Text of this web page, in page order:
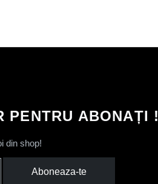
PENTRU ABONAȚI !
din shop!
Aboneaza-te